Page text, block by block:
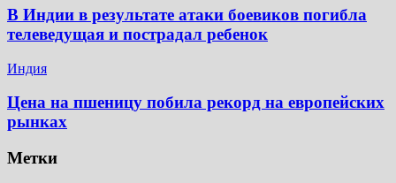
В Индии в результате атаки боевиков погибла
телеведущая и пострадал ребенок
Индия
Цена на пшеницу побила рекорд на европейских
рынках
Метки